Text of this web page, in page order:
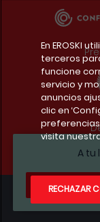
A tu
Condiciones
En EROSKI
terceros
funcione
servicio y
anuncios
clic en
preferencias
visita
RECHAZAR